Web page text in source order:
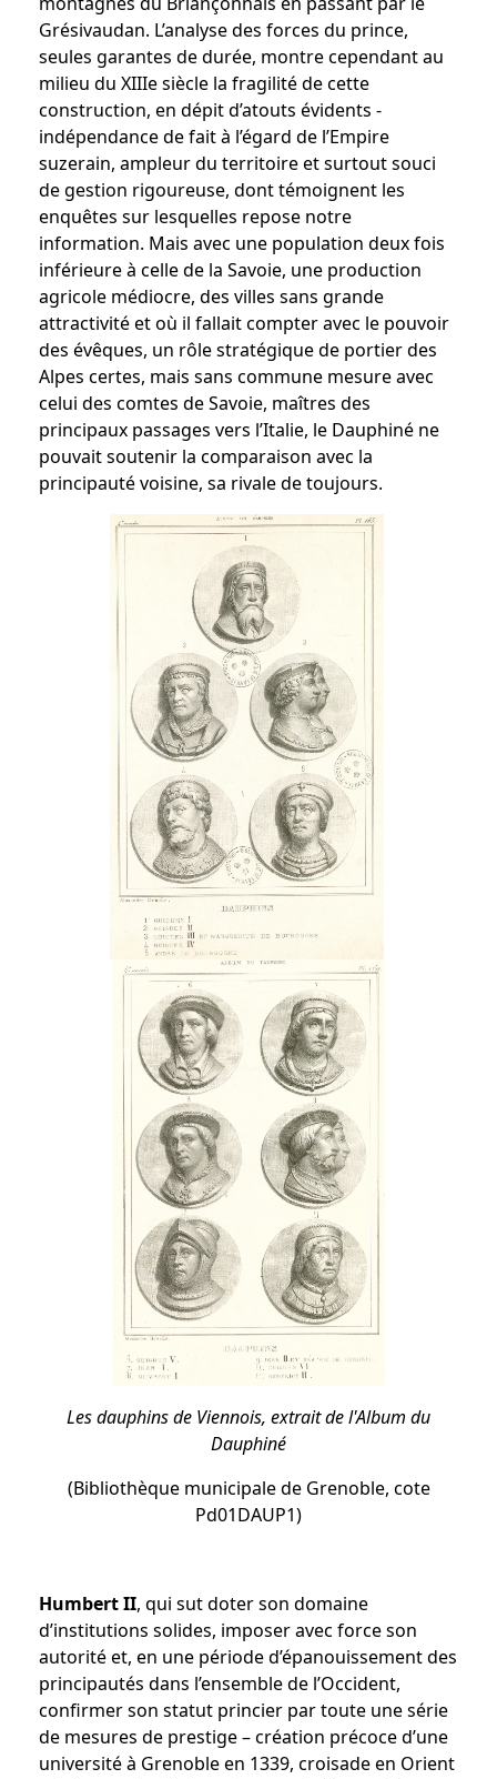
Grésivaudan. L’analyse des forces du prince,
seules garantes de durée, montre cependant au
milieu du XIIIe siècle la fragilité de cette
construction, en dépit d’atouts évidents -
indépendance de fait à l’égard de l’Empire
suzerain, ampleur du territoire et surtout souci
de gestion rigoureuse, dont témoignent les
enquêtes sur lesquelles repose notre
information. Mais avec une population deux fois
inférieure à celle de la Savoie, une production
agricole médiocre, des villes sans grande
attractivité et où il fallait compter avec le pouvoir
des évêques, un rôle stratégique de portier des
Alpes certes, mais sans commune mesure avec
celui des comtes de Savoie, maîtres des
principaux passages vers l’Italie, le Dauphiné ne
pouvait soutenir la comparaison avec la
principauté voisine, sa rivale de toujours.
Les dauphins de Viennois, extrait de l'Album du
Dauphiné
(Bibliothèque municipale de Grenoble, cote
Pd01DAUP1)
Humbert II, qui sut doter son domaine
d’institutions solides, imposer avec force son
autorité et, en une période d’épanouissement des
principautés dans l’ensemble de l’Occident,
confirmer son statut princier par toute une série
de mesures de prestige – création précoce d’une
université à Grenoble en 1339, croisade en Orient